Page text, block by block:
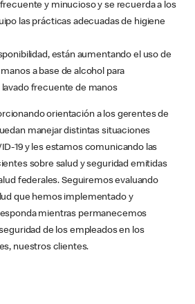
y minucioso y se recuerda a los
las prácticas adecuadas de higiene
están aumentando el uso de
a base de alcohol para
frecuente de manos
orientación a los gerentes de
manejar distintas situaciones
19 y les estamos comunicando las
sobre salud y seguridad emitidas
federales. Seguiremos evaluando
que hemos implementado y
mientras permanecemos
de los empleados en los
nuestros clientes.